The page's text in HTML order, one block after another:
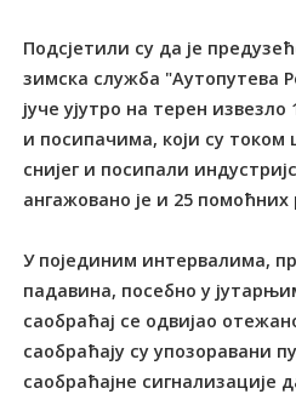
Подсјетили су да је
зимска служба "Аутопутева
јуче ујутро на терен
и посипачима, који су током
снијег и посипали
ангажовано је и 25 помоћних
У појединим интервалима,
падавина, посебно у
саобраћај се одвијао
саобраћају су упозоравани
саобраћајне сигнализације